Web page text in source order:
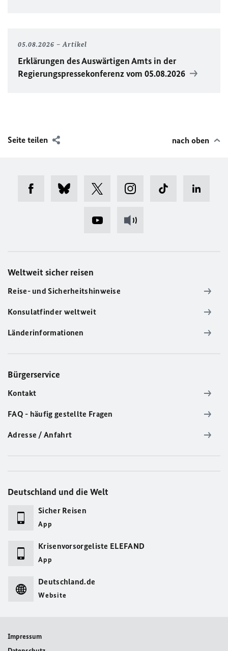
05.08.2026 Artikel
Erklärungen des Auswärtigen Amts in der
Regierungspressekonferenz vom 05.08.2026
Seite teilen nach oben
Weltweit sicher reisen
Reise- und Sicherheitshinweise
Konsulatfinder weltweit
Länderinformationen
Bürgerservice
Kontakt
FAQ - häufig gestellte Fragen
Adresse / Anfahrt
Deutschland und die Welt
Sicher Reisen
App
Krisenvorsorgeliste ELEFAND
App
Deutschland.de
Website
Impressum